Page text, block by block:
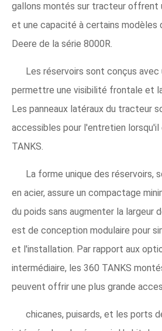
gallons montés sur tracteur offrent
et une capacité à certains modèles
Deere de la série 8000R.
Les réservoirs sont conçus avec
permettre une visibilité frontale et
Les panneaux latéraux du tracteur
accessibles pour l'entretien lorsqu'il
TANKS.
La forme unique des réservoirs,
en acier, assure un compactage
du poids sans augmenter la largeur
est de conception modulaire pour
et l'installation. Par rapport aux
intermédiaire, les 360 TANKS
peuvent offrir une plus grande
chicanes, puisards, et les ports